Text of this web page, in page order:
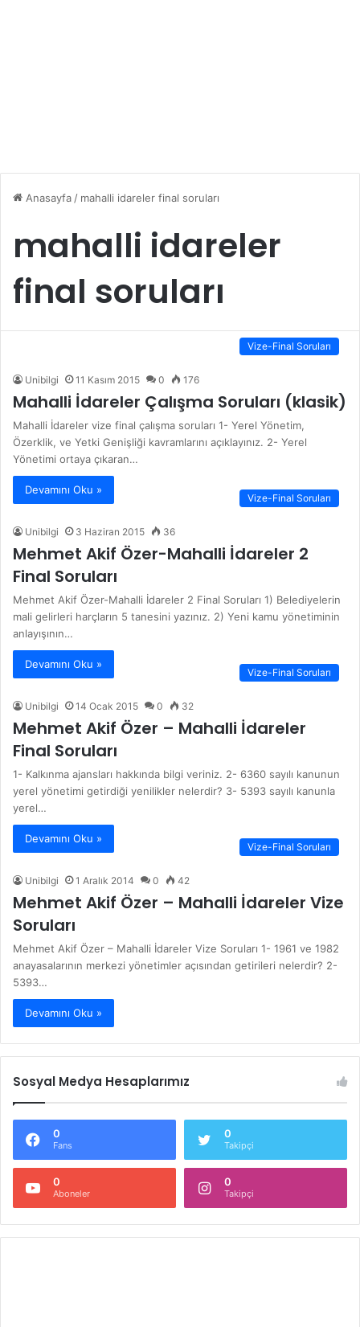
Anasayfa / mahalli idareler final soruları
mahalli idareler
final soruları
Vize-Final Soruları
Unibilgi 11 Kasım 2015 0 176
Mahalli İdareler Çalışma Soruları (klasik)
Mahalli İdareler vize final çalışma soruları 1- Yerel Yönetim,
Özerklik, ve Yetki Genişliği kavramlarını açıklayınız. 2- Yerel
Yönetimi ortaya çıkaran…
Devamını Oku »
Vize-Final Soruları
Unibilgi 3 Haziran 2015 36
Mehmet Akif Özer-Mahalli İdareler 2
Final Soruları
Mehmet Akif Özer-Mahalli İdareler 2 Final Soruları 1) Belediyelerin
mali gelirleri harçların 5 tanesini yazınız. 2) Yeni kamu yönetiminin
anlayışının…
Devamını Oku »
Vize-Final Soruları
Unibilgi 14 Ocak 2015 0 32
Mehmet Akif Özer – Mahalli İdareler
Final Soruları
1- Kalkınma ajansları hakkında bilgi veriniz. 2- 6360 sayılı kanunun
yerel yönetimi getirdiği yenilikler nelerdir? 3- 5393 sayılı kanunla
yerel…
Devamını Oku »
Vize-Final Soruları
Unibilgi 1 Aralık 2014 0 42
Mehmet Akif Özer – Mahalli İdareler Vize
Soruları
Mehmet Akif Özer – Mahalli İdareler Vize Soruları 1- 1961 ve 1982
anayasalarının merkezi yönetimler açısından getirileri nelerdir? 2-
5393…
Devamını Oku »
Sosyal Medya Hesaplarımız
0
Fans
0
Takipçi
0
Aboneler
0
Takipçi